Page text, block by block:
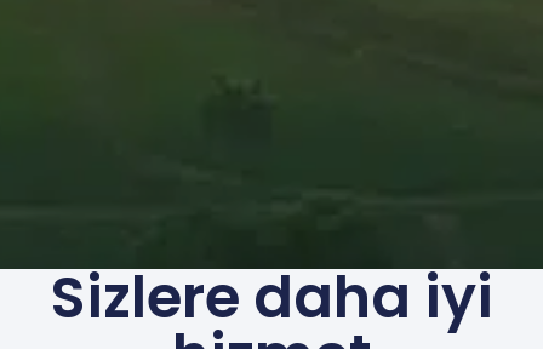
Sizlere daha iyi